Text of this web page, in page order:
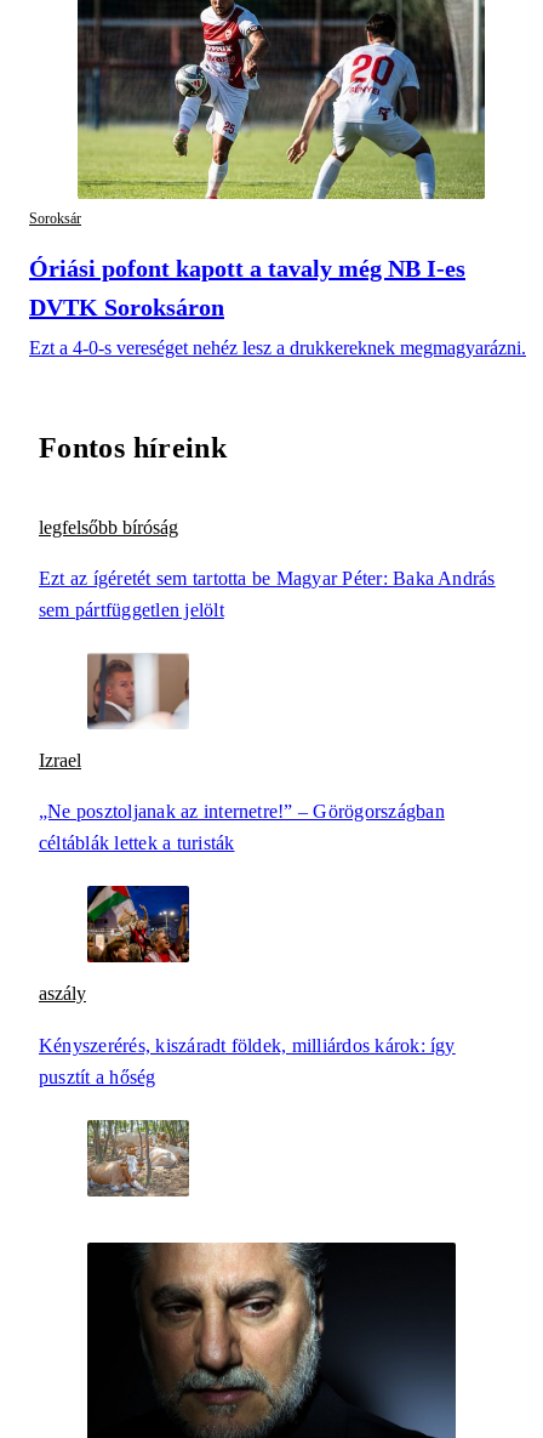
Soroksár
Óriási pofont kapott a tavaly még NB I-es
DVTK Soroksáron
Ezt a 4-0-s vereséget nehéz lesz a drukkereknek megmagyarázni.
Fontos híreink
legfelsőbb bíróság
Ezt az ígéretét sem tartotta be Magyar Péter: Baka András
sem pártfüggetlen jelölt
Izrael
„Ne posztoljanak az internetre!” – Görögországban
céltáblák lettek a turisták
aszály
Kényszerérés, kiszáradt földek, milliárdos károk: így
pusztít a hőség